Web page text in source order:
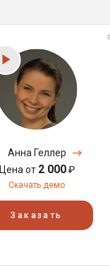
Анна Геллер
Цена от 2 000₽
Скачать демо
Заказать